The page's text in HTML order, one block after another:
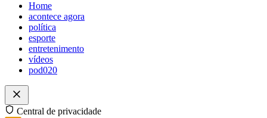
Home
acontece agora
política
esporte
entretenimento
vídeos
pod020
Central de privacidade